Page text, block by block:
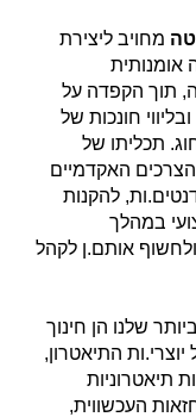
מחויב ליצירת
אומנותית
תוך הקפדה על
חונכות של
תכליתו של
האקדמיים
להקנות
במהלך
אותם.ן לקהל
שלנו הן חינוך
התיאטרון,
תיאטרוניות
העכשווית,